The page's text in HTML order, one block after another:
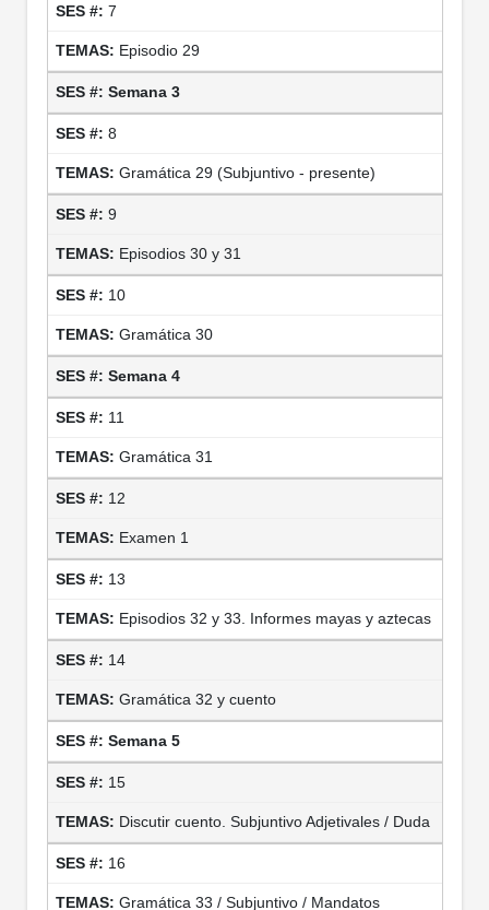
7
Episodio 29
Semana 3
8
Gramática 29 (Subjuntivo - presente)
9
Episodios 30 y 31
10
Gramática 30
Semana 4
11
Gramática 31
12
Examen 1
13
Episodios 32 y 33. Informes mayas y aztecas
14
Gramática 32 y cuento
Semana 5
15
Discutir cuento. Subjuntivo Adjetivales / Duda
16
Gramática 33 / Subjuntivo / Mandatos